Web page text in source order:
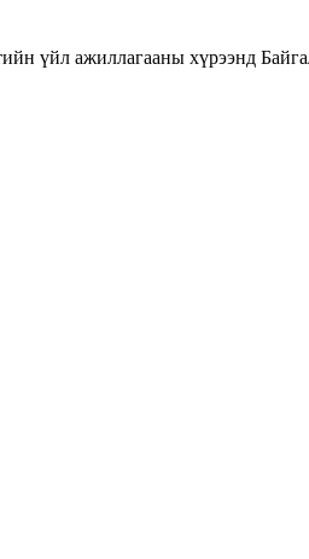
ажиллагааны хүрээнд